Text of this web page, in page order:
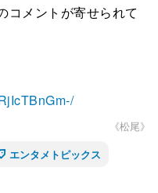
コメントが寄せられて
《松尾》
エンタメトピックス